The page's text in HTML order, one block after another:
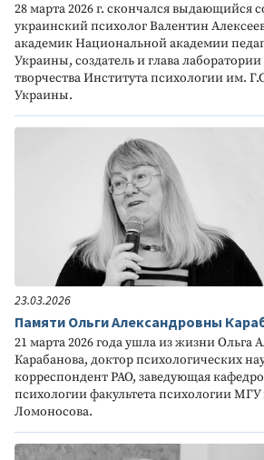
28 марта 2026 г. скончался выдающийся
украинский психолог Валентин
академик Национальной академии
Украины, создатель и глава
творчества Института психологии им.
Украины.
23.03.2026
Памяти Ольги Александровны
21 марта 2026 года ушла из жизни Ольга
Карабанова, доктор психологических
корреспондент РАО, заведующая
психологии факультета психологии
Ломоносова.